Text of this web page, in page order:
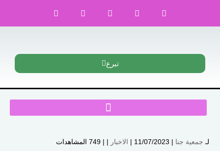
تبرع
لـ جمعية جنا | 11/07/2023 | الاخبار | | 749 المشاهدات